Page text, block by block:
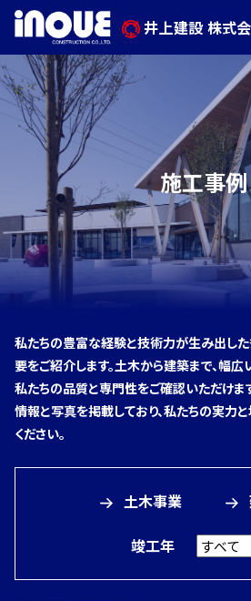
へ
ス
キ
井上建設 株式
井
上
設
株
式
社
井
上
設
に
つ
い
て
事
業
内
事 事
施工事例
私たちの豊富な経験と技術力が生み出し
要をご紹介します。土木から建築まで、幅
私たちの品質と専門性をご確認いただけま
情報と写真を掲載しており、私たちの実力
ください。
土木事業
竣工年